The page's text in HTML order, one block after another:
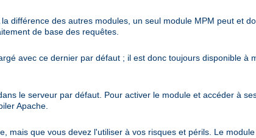
la différence des autres modules, un seul module MPM peut et
de base des requêtes.
avec ce dernier par défaut ; il est donc toujours disponible à
le serveur par défaut. Pour activer le module et accéder à
Apache.
mais que vous devez l'utiliser à vos risques et périls. Le